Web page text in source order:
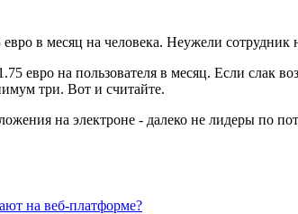
в месяц на человека. Неужели сотрудник
евро на пользователя в месяц. Если слак
три. Вот и считайте.
на электроне - далеко не лидеры по
на веб-платформе?